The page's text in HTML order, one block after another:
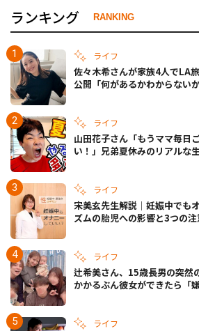
ランキング RANKING
ライフ
佐々木希さんが家族4人でLA
公開「何があるかわからない
ライフ
山田花子さん「もうママ毎日
い！」兄弟夏休みのリアルな
ライフ
宋美玄先生解説｜妊娠中でも
ズムの胎児への影響と3つの注
ライフ
辻希美さん、15歳長男の突然
かかるぶん彼女ができたら「
ライフ